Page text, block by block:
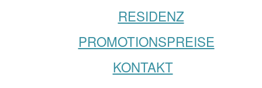
RESIDENZ
PROMOTIONSPREISE
KONTAKT